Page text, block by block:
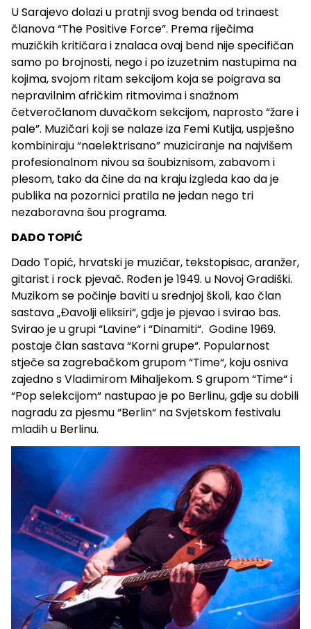
U Sarajevo dolazi u pratnji svog benda od trinaest
članova “The Positive Force”. Prema riječima
muzičkih kritičara i znalaca ovaj bend nije specifičan
samo po brojnosti, nego i po izuzetnim nastupima na
kojima, svojom ritam sekcijom koja se poigrava sa
nepravilnim afričkim ritmovima i snažnom
četveročlanom duvačkom sekcijom, naprosto “žare i
pale”. Muzičari koji se nalaze iza Femi Kutija, uspješno
kombiniraju “naelektrisano” muziciranje na najvišem
profesionalnom nivou sa šoubiznisom, zabavom i
plesom, tako da čine da na kraju izgleda kao da je
publika na pozornici pratila ne jedan nego tri
nezaboravna šou programa.
DADO TOPIĆ
Dado Topić, hrvatski je muzičar, tekstopisac, aranžer,
gitarist i rock pjevač. Rođen je 1949. u Novoj Gradiški.
Muzikom se počinje baviti u srednjoj školi, kao član
sastava „Đavolji eliksiri“, gdje je pjevao i svirao bas.
Svirao je u grupi “Lavine“ i “Dinamiti“. Godine 1969.
postaje član sastava “Korni grupe“. Popularnost
stječe sa zagrebačkom grupom “Time“, koju osniva
zajedno s Vladimirom Mihaljekom. S grupom “Time“ i
“Pop selekcijom“ nastupao je po Berlinu, gdje su dobili
nagradu za pjesmu “Berlin“ na Svjetskom festivalu
mladih u Berlinu.